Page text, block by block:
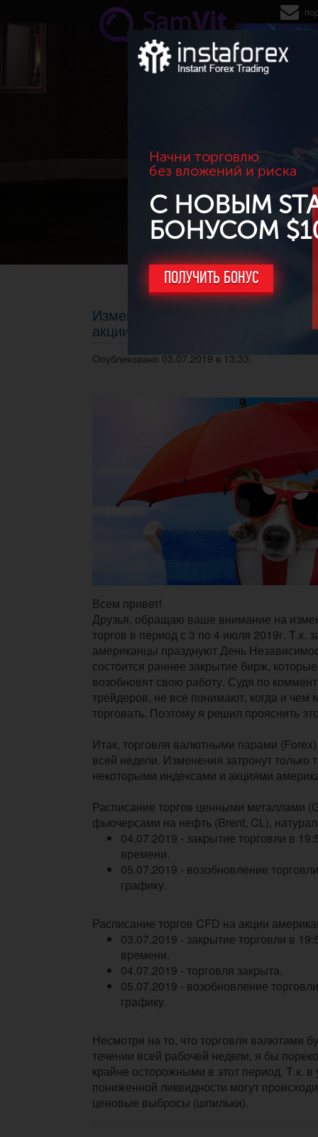
Перейти к основному содержанию
Начни торговлю
без вложений и риска
С НОВЫМ
БОНУСОМ
ПОЛУЧИТЬ БОНУС
Изменения в расписании торгов
акции (03.07 - 04.07.2019г.)
Опубликовано 03.07.2019 в 13:33.
Всем привет!
Друзья, обращаю ваше внимание на
торгов в период с 3 по 4 июля 2019г. Т.к.
американцы празднуют День
состоится раннее закрытие бирж,
возобновят свою работу. Судя по
трейдеров, не все понимают, когда и чем
торговать. Поэтому я решил прояснить
Итак, торговля валютными парами (Forex)
всей недели. Изменения затронут только
некоторыми индексами и акциями
Расписание торгов ценными металлами
фьючерсами на нефть (Brent, CL),
04.07.2019 - закрытие торговли в
времени.
05.07.2019 - возобновление
графику.
Расписание торгов CFD на акции
03.07.2019 - закрытие торговли в
времени.
04.07.2019 - торговля закрыта.
05.07.2019 - возобновление
графику.
Несмотря на то, что торговля валютами
течении всей рабочей недели, я бы
крайне осторожными в этот период. Т.к. в
пониженной ликвидности могут
ценовые выбросы (шпильки).